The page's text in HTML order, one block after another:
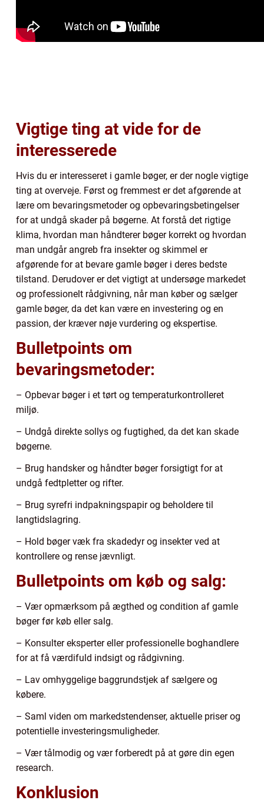
Vigtige ting at vide for de
interesserede
Hvis du er interesseret i gamle bøger, er der nogle vigtige
ting at overveje. Først og fremmest er det afgørende at
lære om bevaringsmetoder og opbevaringsbetingelser
for at undgå skader på bøgerne. At forstå det rigtige
klima, hvordan man håndterer bøger korrekt og hvordan
man undgår angreb fra insekter og skimmel er
afgørende for at bevare gamle bøger i deres bedste
tilstand. Derudover er det vigtigt at undersøge markedet
og professionelt rådgivning, når man køber og sælger
gamle bøger, da det kan være en investering og en
passion, der kræver nøje vurdering og ekspertise.
Bulletpoints om
bevaringsmetoder:
– Opbevar bøger i et tørt og temperaturkontrolleret
miljø.
– Undgå direkte sollys og fugtighed, da det kan skade
bøgerne.
– Brug handsker og håndter bøger forsigtigt for at
undgå fedtpletter og rifter.
– Brug syrefri indpakningspapir og beholdere til
langtidslagring.
– Hold bøger væk fra skadedyr og insekter ved at
kontrollere og rense jævnligt.
Bulletpoints om køb og salg:
– Vær opmærksom på ægthed og condition af gamle
bøger før køb eller salg.
– Konsulter eksperter eller professionelle boghandlere
for at få værdifuld indsigt og rådgivning.
– Lav omhyggelige baggrundstjek af sælgere og
købere.
– Saml viden om markedstendenser, aktuelle priser og
potentielle investeringsmuligheder.
– Vær tålmodig og vær forberedt på at gøre din egen
research.
Konklusion